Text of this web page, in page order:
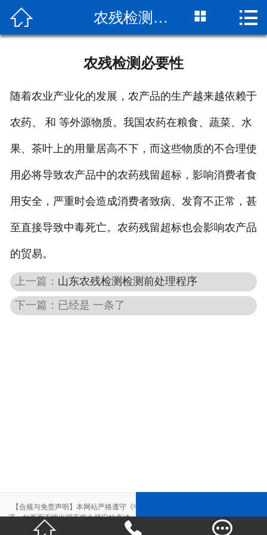
网站首页
客户服务
荣誉资质
 农残检测必要性  
农残检测必要性
随着农业产业化的发展，农产品的生产越来越依赖于
农药、 和 等外源物质。我国农药在粮食、蔬菜、水
果、茶叶上的用量居高不下，而这些物质的不合理使
用必将导致农产品中的农药残留超标，影响消费者食
用安全，严重时会造成消费者致病、发育不正常，甚
至直接导致中毒死亡。农药残留超标也会影响农产品
的贸易。
上一篇： 山东农残检测检测前处理程序
下一篇：已经是 一条了
  
【合规与免责声明】本网站严格遵守《中华人民共和国广告法》，尽力规范用
语。如页面不慎出现不符合规定的表述，敬请联系我们，将立即更正；相关内容
仅供参考，不构成交易依据。